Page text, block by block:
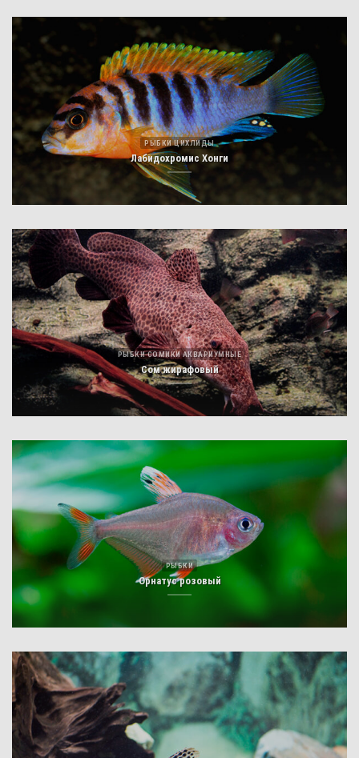
РЫБКИ ЦИХЛИДЫ
Лабидохромис Хонги
РЫБКИ СОМИКИ АКВАРИУМНЫЕ
Сом жирафовый
РЫБКИ
Орнатус розовый